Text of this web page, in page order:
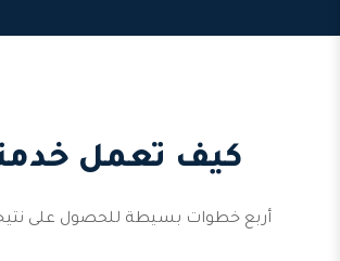
كيف تعمل
أربع خطوات بسيطة للحصول على